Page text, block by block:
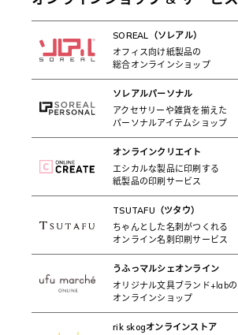
SOREAL（ソレアル）
オフィス向け紙製品の
総合オンラインショップ
ソレアルパーソナル
アクセサリーや雑貨を揃えた
パーソナルアイテムショップ
オンラインクリエイト
エシカルな製品に印刷する
紙製品の印刷サービス
TSUTAFU（ツタウ）
ちゃんとした名刺がつくれる
オンライン名刺印刷サービス
うふっマルシェオンライン
オリジナル文具ブランド+labの
オンラインショップ
rik skogオンラインストア